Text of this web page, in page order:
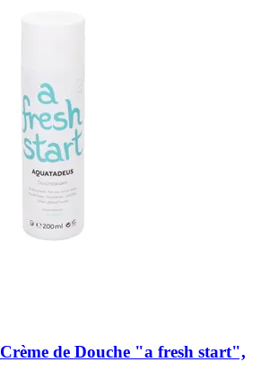
Crème de Douche "a fresh start",